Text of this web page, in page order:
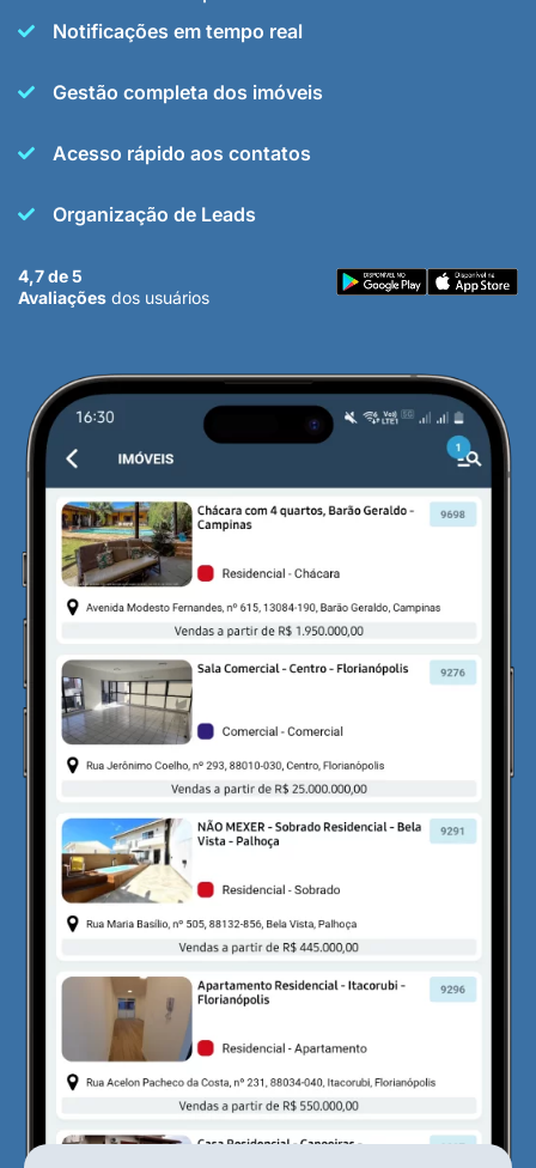
Notificações em tempo real
Gestão completa dos imóveis
Acesso rápido aos contatos
Organização de Leads
4,7 de 5
Avaliações dos usuários